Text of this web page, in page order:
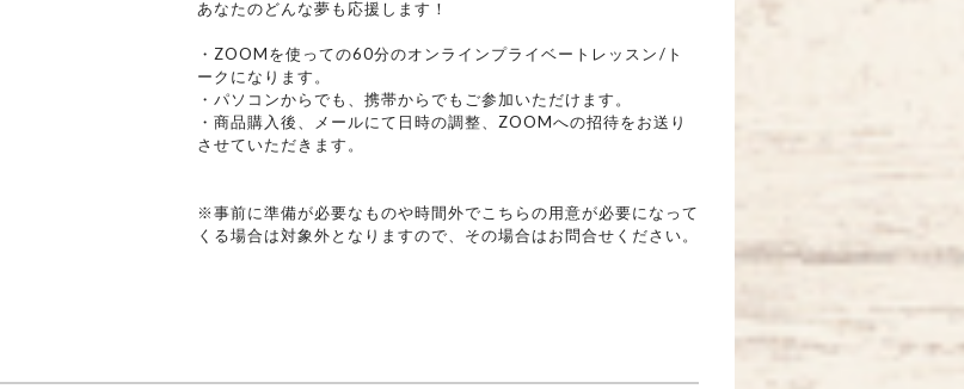
あなたのどんな夢も応援します！
・ZOOMを使っての60分のオンラインプライベートレッスン/ト
ークになります。
・パソコンからでも、携帯からでもご参加いただけます。
・商品購入後、メールにて日時の調整、ZOOMへの招待をお送り
させていただきます。
※事前に準備が必要なものや時間外でこちらの用意が必要になって
くる場合は対象外となりますので、その場合はお問合せください。